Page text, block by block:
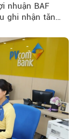
nhuận BAF
ghi nhận tăng